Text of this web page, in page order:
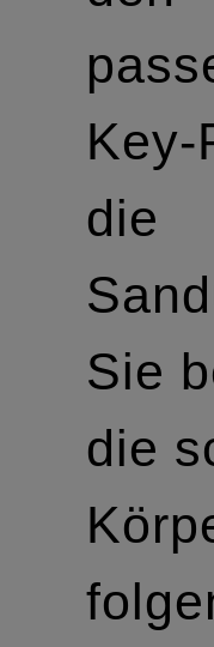
Key-
die
Sie
die